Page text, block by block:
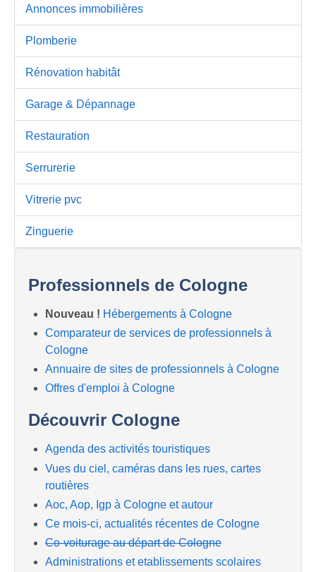
Annonces immobilières
Plomberie
Rénovation habitât
Garage & Dépannage
Restauration
Serrurerie
Vitrerie pvc
Zinguerie
Professionnels de Cologne
Nouveau ! Hébergements à Cologne
Comparateur de services de professionnels à
Cologne
Annuaire de sites de professionnels à Cologne
Offres d'emploi à Cologne
Découvrir Cologne
Agenda des activités touristiques
Vues du ciel, caméras dans les rues, cartes
routières
Aoc, Aop, Igp à Cologne et autour
Ce mois-ci, actualités récentes de Cologne
Co-voiturage au départ de Cologne
Administrations et etablissements scolaires